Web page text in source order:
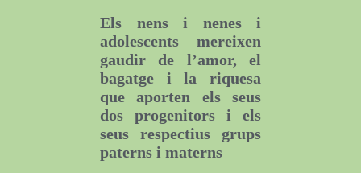
Els nens i nenes i
adolescents mereixen
gaudir de l’amor, el
bagatge i la riquesa
que aporten els seus
dos progenitors i els
seus respectius grups
paterns i materns